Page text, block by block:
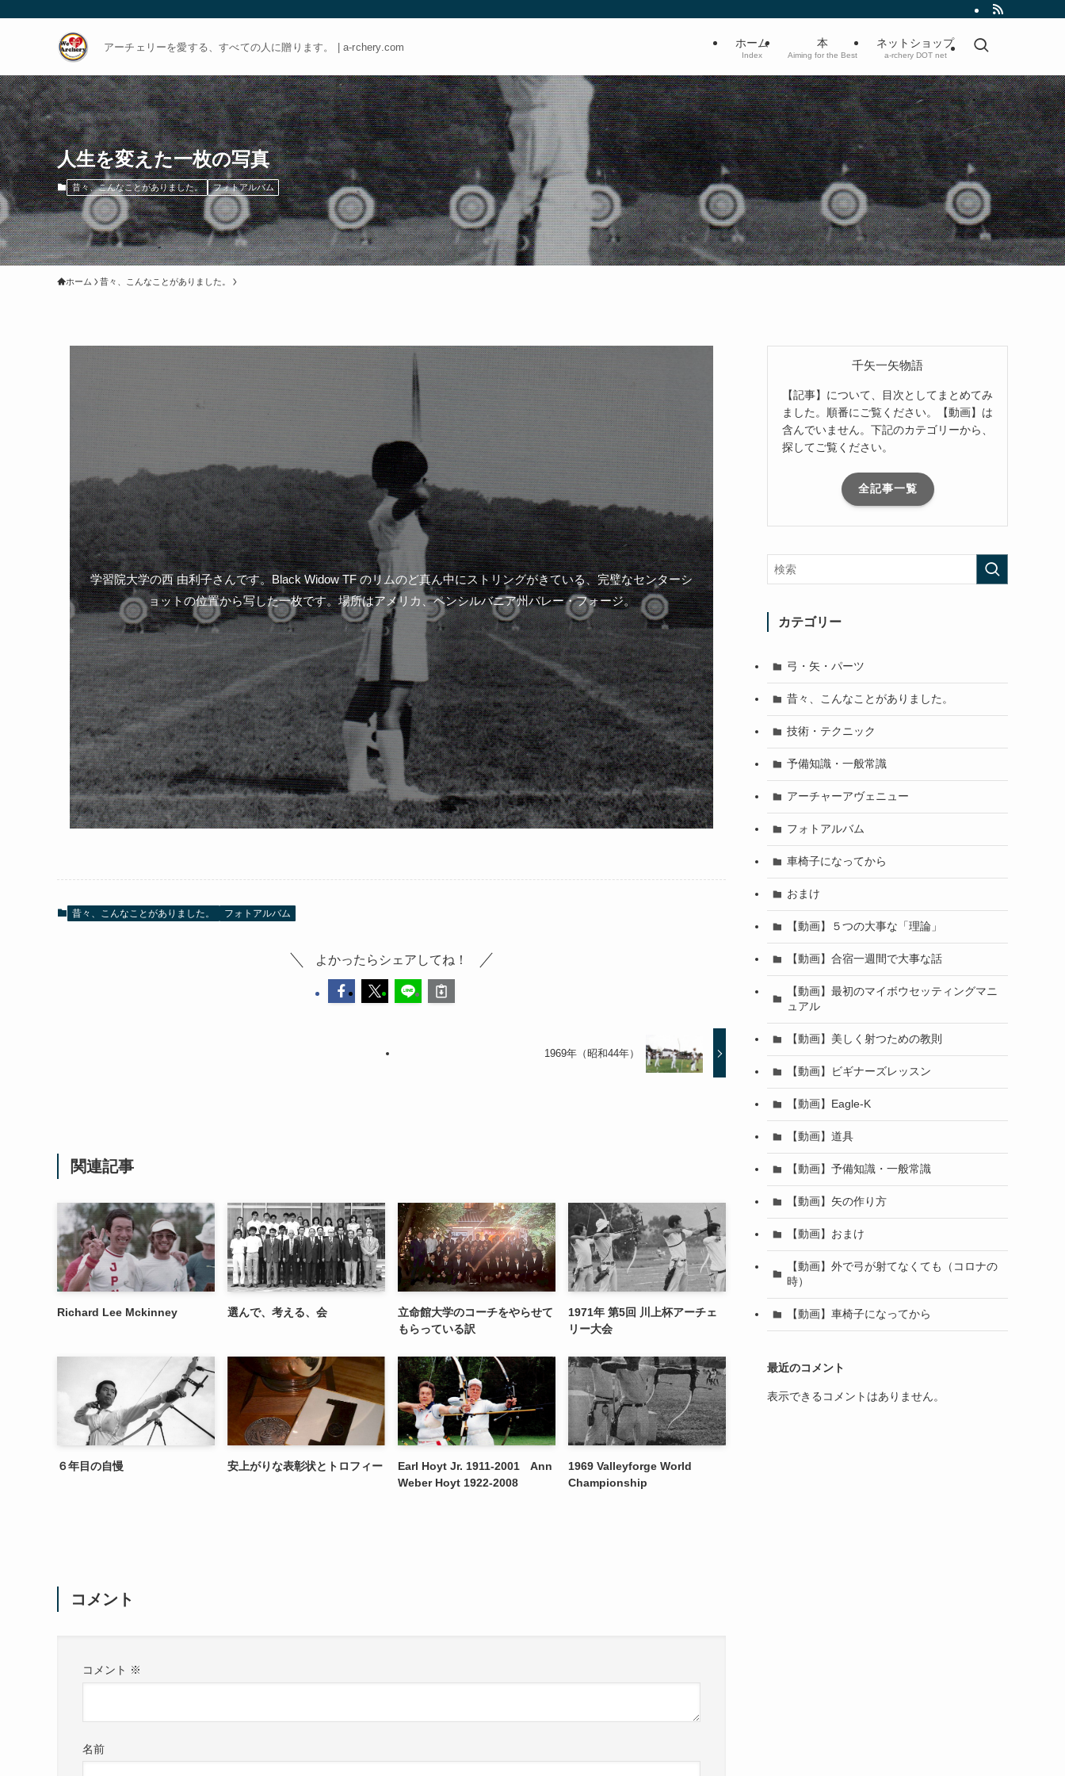
アーチェリーを愛する、すべての人に贈ります。 | a-rchery.com ホーム
Index
本
Aiming for the Best
ネットショップ
a-rchery DOT net
人生を変えた一枚の写真
昔々、こんなことがありました。 フォトアルバム
ホーム 昔々、こんなことがありました。
学習院大学の西 由利子さんです。Black Widow TF のリムのど真ん中にストリングがきている、完璧なセンターシ
ョットの位置から写した一枚です。場所はアメリカ、ペンシルバニア州バレー・フォージ。
昔々、こんなことがありました。 フォトアルバム
よかったらシェアしてね！
1969年（昭和44年）
関連記事
Richard Lee Mckinney 選んで、考える、会
立命館大学のコーチをやらせて
もらっている訳
1971年 第5回 川上杯アーチェ
リー大会
６年目の自慢 安上がりな表彰状とトロフィー
Earl Hoyt Jr. 1911-2001 Ann
Weber Hoyt 1922-2008
1969 Valleyforge World
Championship
コメント
コメント ※
名前
千矢一矢物語
【記事】について、目次としてまとめてみ
ました。順番にご覧ください。【動画】は
含んでいません。下記のカテゴリーから、
探してご覧ください。
全記事一覧
カテゴリー
弓・矢・パーツ
昔々、こんなことがありました。
技術・テクニック
予備知識・一般常識
アーチャーアヴェニュー
フォトアルバム
車椅子になってから
おまけ
【動画】５つの大事な「理論」
【動画】合宿一週間で大事な話
【動画】最初のマイボウセッティングマニ
ュアル
【動画】美しく射つための教則
【動画】ビギナーズレッスン
【動画】Eagle-K
【動画】道具
【動画】予備知識・一般常識
【動画】矢の作り方
【動画】おまけ
【動画】外で弓が射てなくても（コロナの
時）
【動画】車椅子になってから
最近のコメント
表示できるコメントはありません。